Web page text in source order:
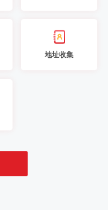
地址收集